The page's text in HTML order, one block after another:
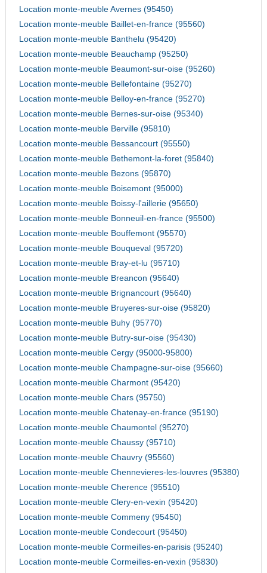
Location monte-meuble Avernes (95450)
Location monte-meuble Baillet-en-france (95560)
Location monte-meuble Banthelu (95420)
Location monte-meuble Beauchamp (95250)
Location monte-meuble Beaumont-sur-oise (95260)
Location monte-meuble Bellefontaine (95270)
Location monte-meuble Belloy-en-france (95270)
Location monte-meuble Bernes-sur-oise (95340)
Location monte-meuble Berville (95810)
Location monte-meuble Bessancourt (95550)
Location monte-meuble Bethemont-la-foret (95840)
Location monte-meuble Bezons (95870)
Location monte-meuble Boisemont (95000)
Location monte-meuble Boissy-l'aillerie (95650)
Location monte-meuble Bonneuil-en-france (95500)
Location monte-meuble Bouffemont (95570)
Location monte-meuble Bouqueval (95720)
Location monte-meuble Bray-et-lu (95710)
Location monte-meuble Breancon (95640)
Location monte-meuble Brignancourt (95640)
Location monte-meuble Bruyeres-sur-oise (95820)
Location monte-meuble Buhy (95770)
Location monte-meuble Butry-sur-oise (95430)
Location monte-meuble Cergy (95000-95800)
Location monte-meuble Champagne-sur-oise (95660)
Location monte-meuble Charmont (95420)
Location monte-meuble Chars (95750)
Location monte-meuble Chatenay-en-france (95190)
Location monte-meuble Chaumontel (95270)
Location monte-meuble Chaussy (95710)
Location monte-meuble Chauvry (95560)
Location monte-meuble Chennevieres-les-louvres (95380)
Location monte-meuble Cherence (95510)
Location monte-meuble Clery-en-vexin (95420)
Location monte-meuble Commeny (95450)
Location monte-meuble Condecourt (95450)
Location monte-meuble Cormeilles-en-parisis (95240)
Location monte-meuble Cormeilles-en-vexin (95830)